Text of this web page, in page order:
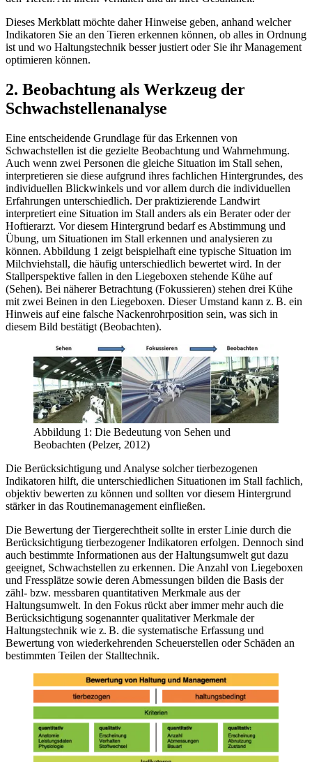
Dieses Merkblatt möchte daher Hinweise geben, anhand welcher
Indikatoren Sie an den Tieren erkennen können, ob alles in Ordnung
ist und wo Haltungstechnik besser justiert oder Sie ihr Management
optimieren können.
2. Beobachtung als Werkzeug der
Schwachstellenanalyse
Eine entscheidende Grundlage für das Erkennen von
Schwachstellen ist die gezielte Beobachtung und Wahrnehmung.
Auch wenn zwei Personen die gleiche Situation im Stall sehen,
interpretieren sie diese aufgrund ihres fachlichen Hintergrundes, des
individuellen Blickwinkels und vor allem durch die individuellen
Erfahrungen unterschiedlich. Der praktizierende Landwirt
interpretiert eine Situation im Stall anders als ein Berater oder der
Hoftierarzt. Vor diesem Hintergrund bedarf es Abstimmung und
Übung, um Situationen im Stall erkennen und analysieren zu
können. Abbildung 1 zeigt beispielhaft eine typische Situation im
Milchviehstall, die häufig unterschiedlich bewertet wird. In der
Stallperspektive fallen in den Liegeboxen stehende Kühe auf
(Sehen). Bei näherer Betrachtung (Fokussieren) stehen drei Kühe
mit zwei Beinen in den Liegeboxen. Dieser Umstand kann z. B. ein
Hinweis auf eine falsche Nackenrohrposition sein, was sich in
diesem Bild bestätigt (Beobachten).
Abbildung 1: Die Bedeutung von Sehen und
Beobachten (Pelzer, 2012)
Die Berücksichtigung und Analyse solcher tierbezogenen
Indikatoren hilft, die unterschiedlichen Situationen im Stall fachlich,
objektiv bewerten zu können und sollten vor diesem Hintergrund
stärker in das Routinemanagement einfließen.
Die Bewertung der Tiergerechtheit sollte in erster Linie durch die
Berücksichtigung tierbezogener Indikatoren erfolgen. Dennoch sind
auch bestimmte Informationen aus der Haltungsumwelt gut dazu
geeignet, Schwachstellen zu erkennen. Die Anzahl von Liegeboxen
und Fressplätze sowie deren Abmessungen bilden die Basis der
zähl- bzw. messbaren quantitativen Merkmale aus der
Haltungsumwelt. In den Fokus rückt aber immer mehr auch die
Berücksichtigung sogenannter qualitativer Merkmale der
Haltungstechnik wie z. B. die systematische Erfassung und
Bewertung von wiederkehrenden Scheuerstellen oder Schäden an
bestimmten Teilen der Stalltechnik.